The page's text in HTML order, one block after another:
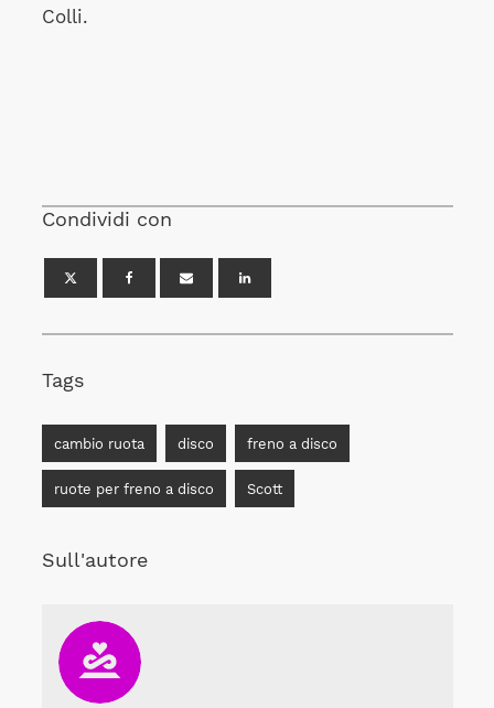
Colli.
Condividi con
Tags
cambio ruota disco freno a disco
ruote per freno a disco Scott
Sull'autore